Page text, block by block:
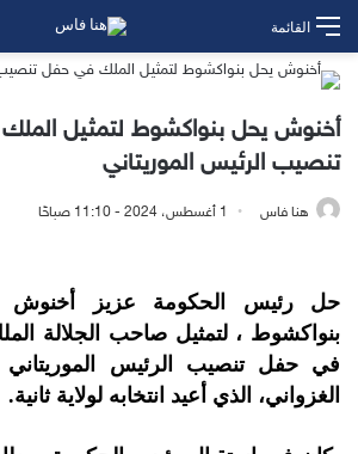
القائمة
أخنوش يحل بنواكشوط لتمثيل
تنصيب الرئيس الموريتاني
هنا فاس 1 أغسطس، 2024 - 11:10 صباحًا
حل رئيس الحكومة عزيز ‏أخنوش
بنواكشوط ، لتمثيل صاحب الجلالة
في ‏حفل تنصيب الرئيس
الغزواني، ‏الذي أعيد انتخابه لولاية ‏ثانية‎.‎